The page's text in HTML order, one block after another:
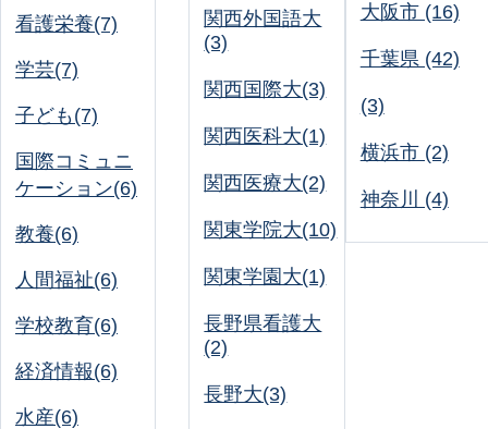
看護栄養(7)
学芸(7)
子ども(7)
国際コミュニ
ケーション(6)
教養(6)
人間福祉(6)
学校教育(6)
経済情報(6)
水産(6)
関西外国語大
(3)
関西国際大(3)
関西医科大(1)
関西医療大(2)
関東学院大(10)
関東学園大(1)
長野県看護大
(2)
長野大(3)
大阪市 (16)
千葉県 (42)
(3)
横浜市 (2)
神奈川 (4)